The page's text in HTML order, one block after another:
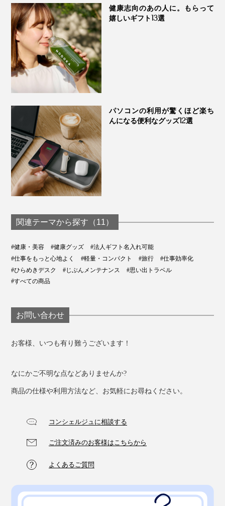
健康志向のあの人に。もらって
嬉しいギフト13選
パソコンの利用が驚くほど楽ち
んになる便利なグッズ12選
関連テーマから探す（11）
#健康・美容 #健康グッズ
#法人ギフト名入れ可能
#仕事をもっと心地よく
#軽量・コンパクト #旅行
#仕事効率化
#ひらめきデスク
#じぶんメンテナンス
#思い出トラベル
#すべての商品
お問い合わせ
お客様、いつも有り難うございます！
なにかご不明な点などありませんか?
商品の仕様や利用方法など、お気軽にお尋ねください。
コンシェルジュに相談する
ご注文済みのお客様はこちらから
よくあるご質問